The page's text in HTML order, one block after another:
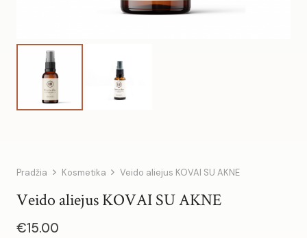
Pradžia Kosmetika Veido aliejus KOVAI SU AKNE
Veido aliejus KOVAI SU AKNE
€15.00